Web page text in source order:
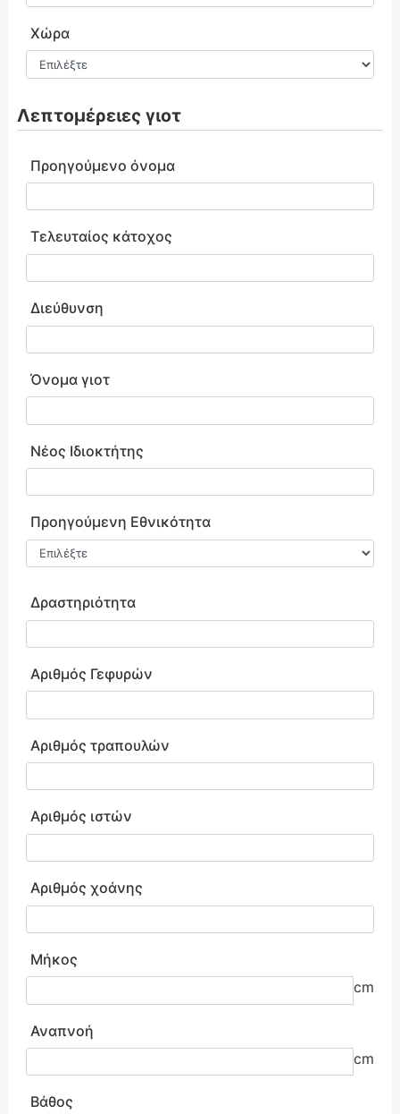
Χώρα
Λεπτομέρειες γιοτ
Προηγούμενο όνομα
Τελευταίος κάτοχος
Διεύθυνση
Όνομα γιοτ
Νέος Ιδιοκτήτης
Προηγούμενη Εθνικότητα
Δραστηριότητα
Αριθμός Γεφυρών
Αριθμός τραπουλών
Αριθμός ιστών
Αριθμός χοάνης
Μήκος
cm
Αναπνοή
cm
Βάθος